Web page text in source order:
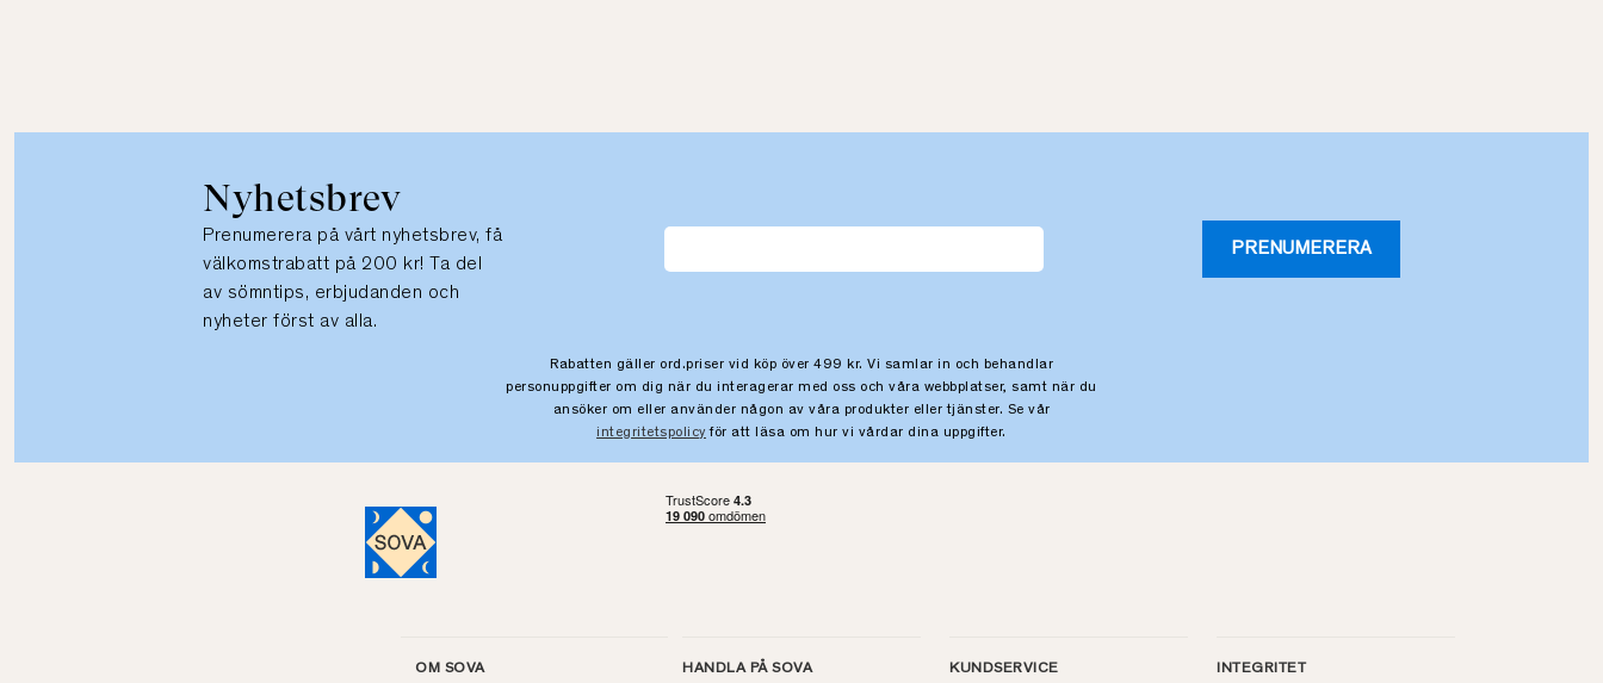
Nyhetsbrev
Prenumerera på vårt nyhetsbrev, få
välkomstrabatt på 200 kr! Ta del
av sömntips, erbjudanden och
nyheter först av alla.
PRENUMERERA
Rabatten gäller ord.priser vid köp över 499 kr. Vi samlar in och behandlar
personuppgifter om dig när du interagerar med oss och våra webbplatser, samt när du
ansöker om eller använder någon av våra produkter eller tjänster. Se vår
integritetspolicy för att läsa om hur vi vårdar dina uppgifter.
OM SOVA HANDLA PÅ SOVA KUNDSERVICE INTEGRITET